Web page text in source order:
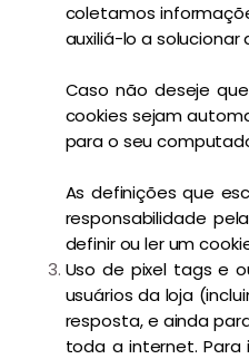
coletamos
auxiliá-lo a solucionar
Caso não deseje
cookies sejam
para o seu
As definições que
responsabilidade
definir ou ler um
Uso de pixel tags e
usuários da loja
resposta, e ainda
toda a internet. Para